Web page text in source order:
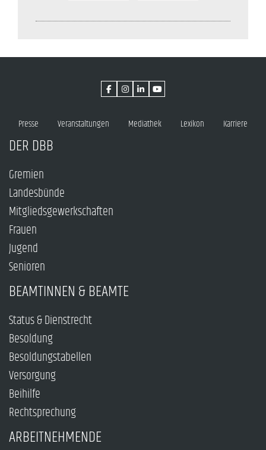
Presse Veranstaltungen Mediathek Lexikon Karriere
DER DBB
Gremien
Landesbünde
Mitgliedsgewerkschaften
Frauen
Jugend
Senioren
BEAMTINNEN & BEAMTE
Status & Dienstrecht
Besoldung
Besoldungstabellen
Versorgung
Beihilfe
Rechtsprechung
ARBEITNEHMENDE